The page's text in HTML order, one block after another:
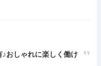
♪おしゃれに楽しく働け